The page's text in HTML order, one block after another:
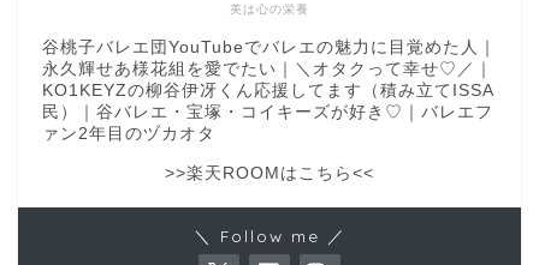
美は心の栄養
谷桃子バレエ団YouTubeでバレエの魅力に目覚めた人｜
永久輝せあ様花組を愛でたい｜＼オタクって幸せ♡／｜
KO1KEYZの柳谷伊冴くん応援してます（積み立てISSA
民）｜谷バレエ・宝塚・コイキーズが好き♡｜バレエフ
ァン2年目のヅカオタ
>>楽天ROOMはこちら<<
＼ Follow me ／